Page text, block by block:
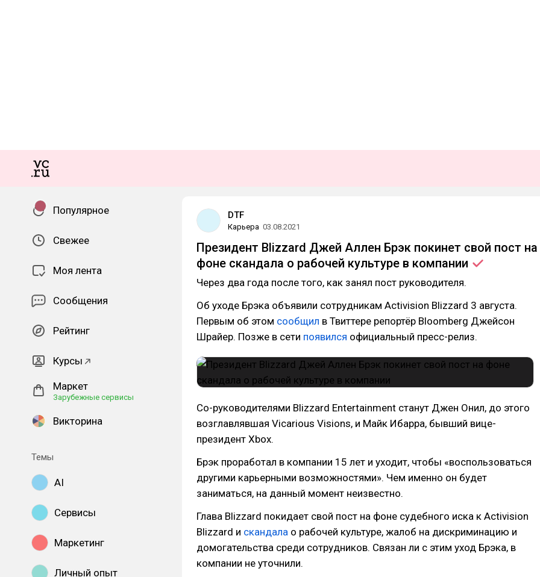
Популярное
Свежее
Моя лента
Сообщения
Рейтинг
Курсы
Маркет
Зарубежные сервисы
Викторина
Темы
AI
Сервисы
Маркетинг
Личный опыт
DTF
Карьера 03.08.2021
Президент Blizzard Джей Аллен Брэк покинет свой пост на
фоне скандала о рабочей культуре в компании
Через два года после того, как занял пост руководителя.
Об уходе Брэка объявили сотрудникам Activision Blizzard 3 августа.
Первым об этом сообщил в Твиттере репортёр Bloomberg Джейсон
Шрайер. Позже в сети появился официальный пресс-релиз.
Со-руководителями Blizzard Entertainment станут Джен Онил, до этого
возглавлявшая Vicarious Visions, и Майк Ибарра, бывший вице-
президент Xbox.
Брэк проработал в компании 15 лет и уходит, чтобы «воспользоваться
другими карьерными возможностями». Чем именно он будет
заниматься, на данный момент неизвестно.
Глава Blizzard покидает свой пост на фоне судебного иска к Activision
Blizzard и скандала о рабочей культуре, жалоб на дискриминацию и
домогательства среди сотрудников. Связан ли с этим уход Брэка, в
компании не уточнили.